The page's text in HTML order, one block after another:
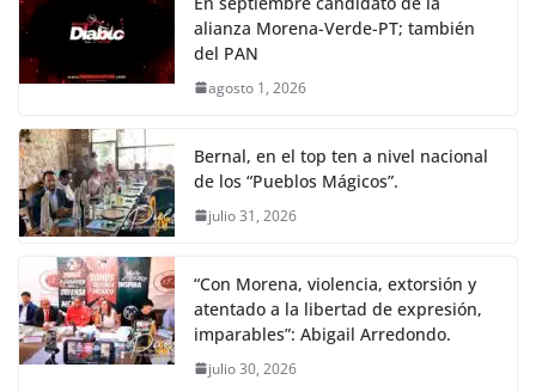
alianza Morena-Verde-PT; también
del PAN
agosto 1, 2026
Bernal, en el top ten a nivel nacional
de los “Pueblos Mágicos”.
julio 31, 2026
“Con Morena, violencia, extorsión y
atentado a la libertad de expresión,
imparables”: Abigail Arredondo.
julio 30, 2026